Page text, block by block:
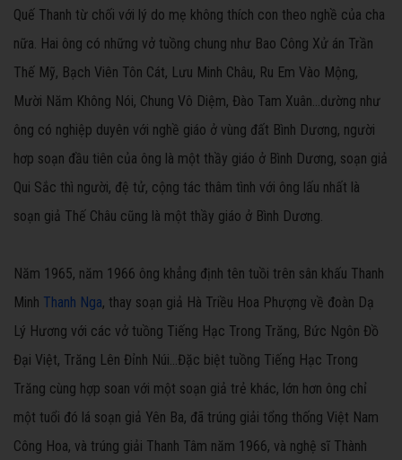
Quế Thanh từ chối với lý do mẹ không thích con theo nghề của cha
nữa. Hai ông có những vở tuồng chung như Bao Công Xử án Trần
Thế Mỹ, Bạch Viên Tôn Cát, Lưu Minh Châu, Ru Em Vào Mộng,
Mười Năm Không Nói, Chung Vô Diệm, Đào Tam Xuân...dường như
ông có nghiệp duyên với nghề giáo ở vùng đất Bình Dương, người
hơp soạn đầu tiên của ông là một thầy giáo ở Bình Dương, soạn giả
Qui Sắc thì người, đệ tử, cộng tác thâm tình với ông lấu nhất là
soạn giả Thế Châu cũng là một thầy giáo ở Bình Dương.
Năm 1965, năm 1966 ông khẳng định tên tuồi trên sân khấu Thanh
Minh Thanh Nga, thay soạn giả Hà Triều Hoa Phượng về đoàn Dạ
Lý Hương với các vở tuồng Tiếng Hạc Trong Trăng, Bức Ngôn Đồ
Đại Việt, Trăng Lên Đỉnh Núi...Đặc biệt tuồng Tiếng Hạc Trong
Trăng cùng hợp soan với một soạn giả trẻ khác, lớn hơn ông chỉ
một tuổi đó lá soạn giả Yên Ba, đã trúng giải tổng thống Việt Nam
Công Hoa, và trúng giải Thanh Tâm năm 1966, và nghệ sĩ Thành